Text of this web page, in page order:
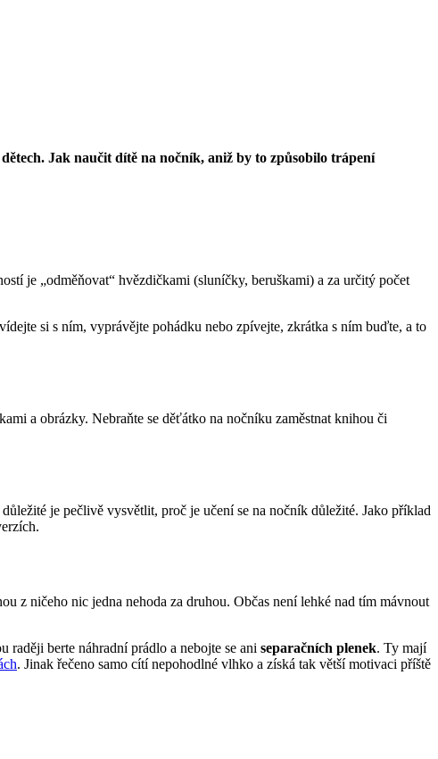
Jak naučit dítě na nočník, aniž by to způsobilo trápení
je „odměňovat“ hvězdičkami (sluníčky, beruškami) a za určitý počet
si s ním, vyprávějte pohádku nebo zpívejte, zkrátka s ním buďte, a to
a obrázky. Nebraňte se děťátko na nočníku zaměstnat knihou či
je pečlivě vysvětlit, proč je učení se na nočník důležité. Jako příklad
z ničeho nic jedna nehoda za druhou. Občas není lehké nad tím mávnout
raději berte náhradní prádlo a nebojte se ani separačních plenek. Ty mají
. Jinak řečeno samo cítí nepohodlné vlhko a získá tak větší motivaci příště